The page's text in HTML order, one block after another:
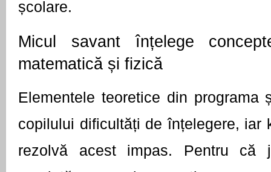
școlare.
Micul savant înțelege
matematică și fizică
Elementele teoretice din programa
copilului dificultăți de înțelegere, iar
rezolvă acest impas. Pentru că